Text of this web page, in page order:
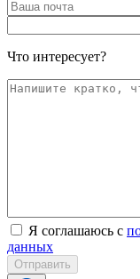
Что интересует?
Я соглашаюсь с
данных
Отправить